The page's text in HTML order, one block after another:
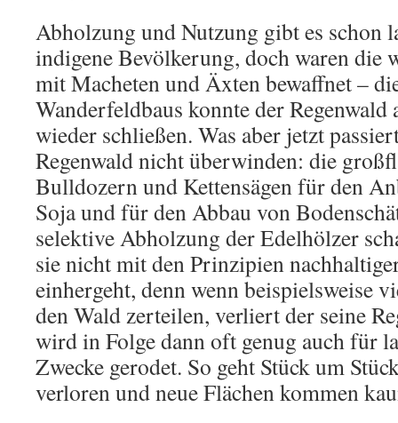
Abholzung und Nutzung gibt es schon
indigene Bevölkerung, doch waren die
mit Macheten und Äxten bewaffnet –
Wanderfeldbaus konnte der Regenwald
wieder schließen. Was aber jetzt
Regenwald nicht überwinden: die
Bulldozern und Kettensägen für den
Soja und für den Abbau von
selektive Abholzung der Edelhölzer
sie nicht mit den Prinzipien
einhergeht, denn wenn beispielsweise
den Wald zerteilen, verliert der seine
wird in Folge dann oft genug auch für
Zwecke gerodet. So geht Stück um
verloren und neue Flächen kommen